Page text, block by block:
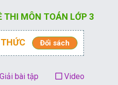
THI MÔN TOÁN LỚP 3
Đổi sách
Giải bài tập Video